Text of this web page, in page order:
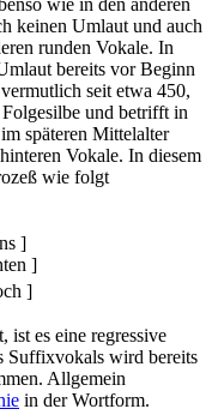
keinen Umlaut und auch
runden Vokale. In
bereits vor Beginn
seit etwa 450,
und betrifft in
späteren Mittelalter
Vokale. In diesem
wie folgt
]
]
]
ist es eine regressive
Suffixvokals wird bereits
Allgemein
in der Wortform.